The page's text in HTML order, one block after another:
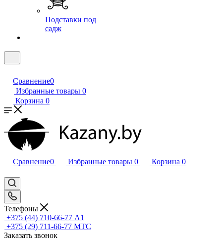
Подставки под
садж
Сравнение0
Избранные товары 0
Корзина 0
Сравнение0 Избранные товары 0 Корзина 0
Телефоны
+375 (44) 710-66-77 А1
+375 (29) 711-66-77 МТС
Заказать звонок